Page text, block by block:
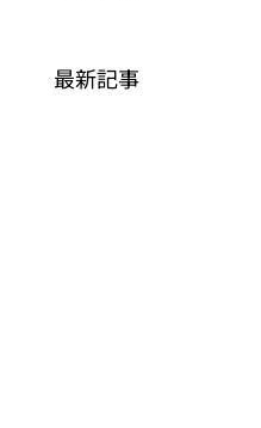
最新記事